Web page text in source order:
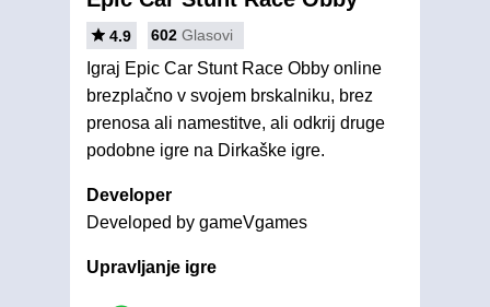
4.9 602 Glasovi
Igraj Epic Car Stunt Race Obby online
brezplačno v svojem brskalniku, brez
prenosa ali namestitve, ali odkrij druge
podobne igre na Dirkaške igre.
Developer
Developed by gameVgames
Upravljanje igre